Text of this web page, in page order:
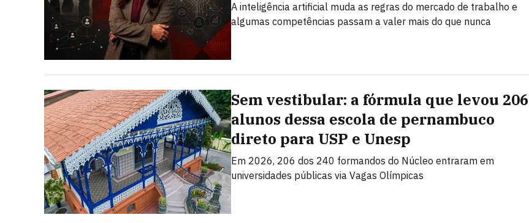
A inteligência artificial muda as regras do mercado de trabalho e
algumas competências passam a valer mais do que nunca
Sem vestibular: a fórmula que levou 206
alunos dessa escola de pernambuco
direto para USP e Unesp
Em 2026, 206 dos 240 formandos do Núcleo entraram em
universidades públicas via Vagas Olímpicas